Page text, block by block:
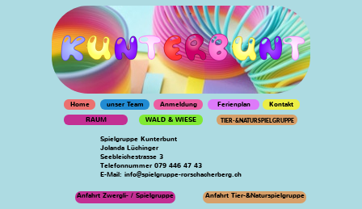
Home unser Team Anmeldung Ferienplan
Kontakt
RAUM
WALD & WIESE TIER-&NATURSPIELGRUPPE
Spielgruppe Kunterbunt
Jolanda Lüchinger
Seebleichestrasse 3
Telefonnummer 079 446 47 43
E-Mail: info@spielgruppe-rorschacherberg.ch
Anfahrt Zwergli- / Spielgruppe Anfahrt Tier-&Naturspielgruppe